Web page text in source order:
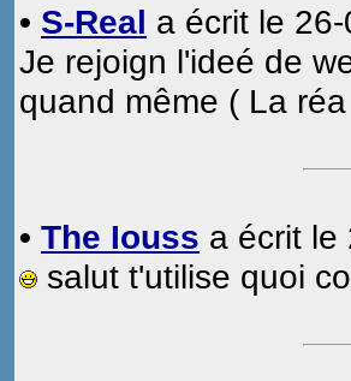
• S-Real a écrit le
Je rejoign l'ideé de
quand même ( La
• The Iouss a écrit le
salut t'utilise quoi